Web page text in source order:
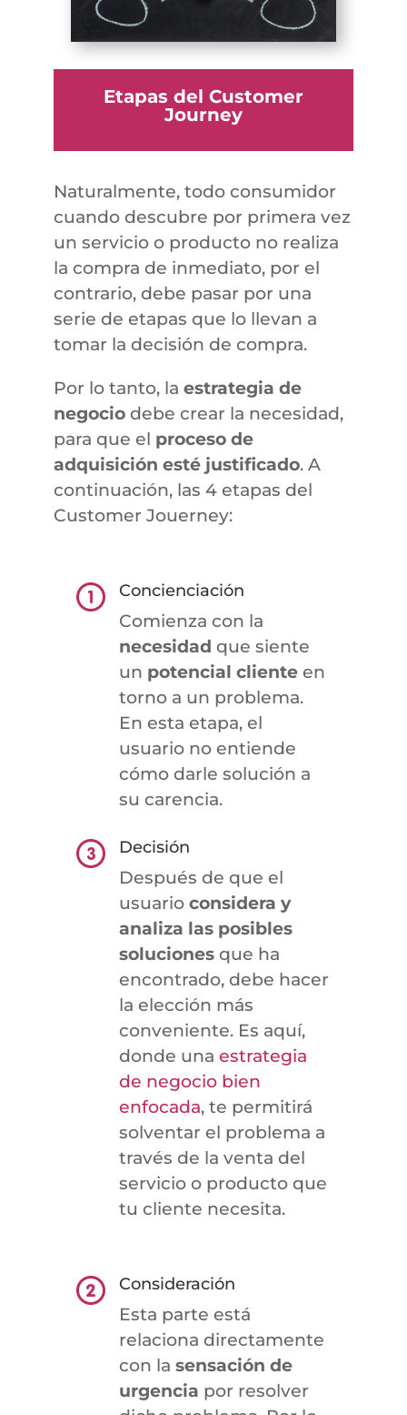
Etapas del Customer
Journey
Naturalmente, todo consumidor
cuando descubre por primera vez
un servicio o producto no realiza
la compra de inmediato, por el
contrario, debe pasar por una
serie de etapas que lo llevan a
tomar la decisión de compra.
Por lo tanto, laestrategia de
negocio debe crear la necesidad,
para que el proceso de
adquisición esté justificado. A
continuación, las 4 etapas del
Customer Jouerney:
Concienciación
Comienza con la
necesidad que siente
un potencial cliente en
torno a un problema.
En esta etapa, el
usuario no entiende
cómo darle solución a
su carencia.
Decisión
Después de que el
usuario considera y
analiza las posibles
soluciones que ha
encontrado, debe hacer
la elección más
conveniente. Es aquí,
donde una estrategia
de negocio bien
enfocada, te permitirá
solventar el problema a
través de la venta del
servicio o producto que
tu cliente necesita.
Consideración
Esta parte está
relaciona directamente
con la sensación de
urgencia por resolver